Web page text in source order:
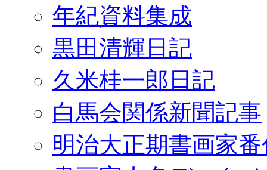
年紀資料集成
黒田清輝日記
久米桂一郎日記
白馬会関係新聞記事
明治大正期書画家